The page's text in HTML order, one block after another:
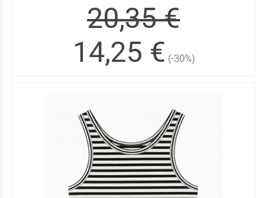
20,35 €
14,25 € (-30%)